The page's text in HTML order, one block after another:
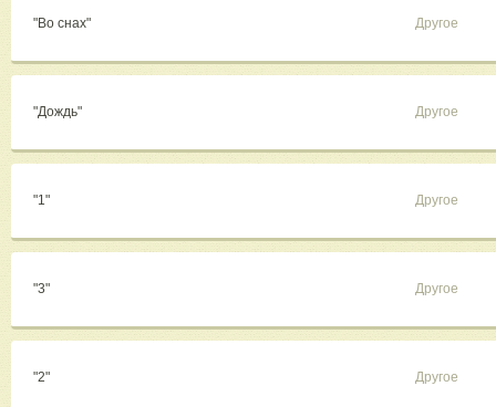
"Во снах" Другое
"Дождь" Другое
"1" Другое
"3" Другое
"2" Другое